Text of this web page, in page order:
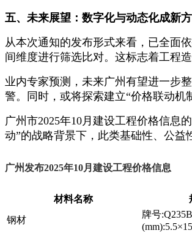
五、未来展望：数字化与动态化成新
从本次通知的发布形式来看，已全面
间维度进行筛选比对。这标志着工程
业内专家预测，未来广州有望进一步
警。同时，或将探索建立“价格联动机
广州市2025年10月建设工程价格信息
动”的战略背景下，此类基础性、公益
广州发布2025年10月建设工程价格信息
材料名称
钢材
牌号